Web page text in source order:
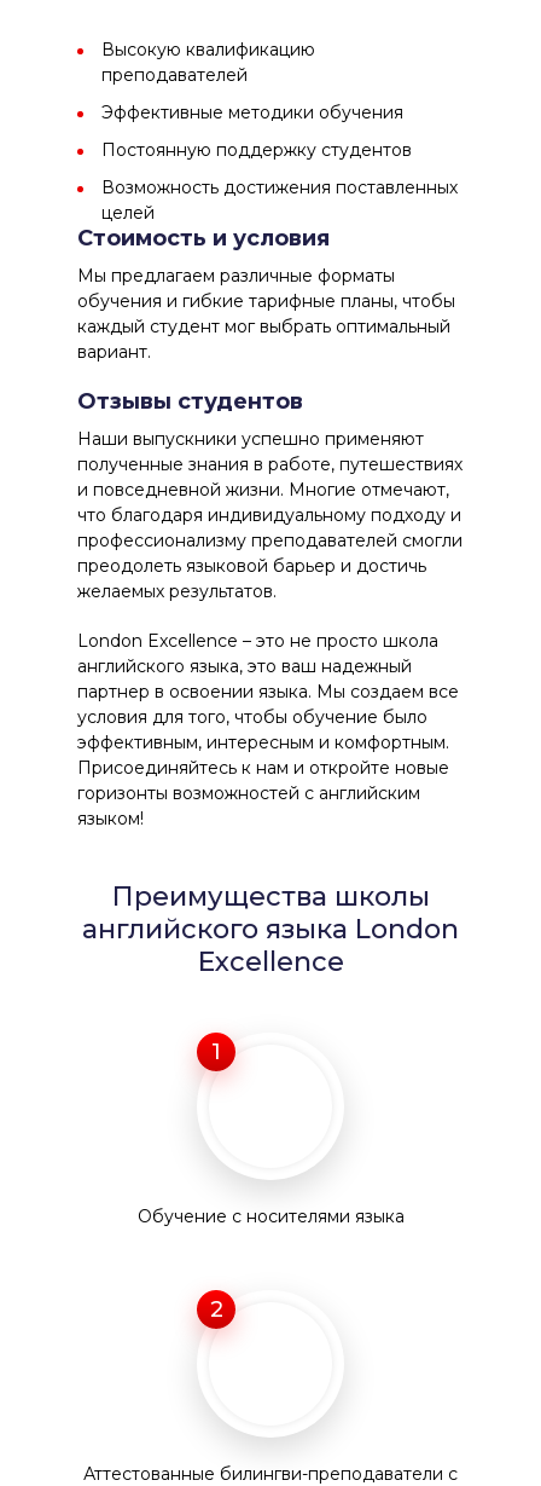
Высокую квалификацию
преподавателей
Эффективные методики обучения
Постоянную поддержку студентов
Возможность достижения поставленных
целей
Стоимость и условия
Мы предлагаем различные форматы
обучения и гибкие тарифные планы, чтобы
каждый студент мог выбрать оптимальный
вариант.
Отзывы студентов
Наши выпускники успешно применяют
полученные знания в работе, путешествиях
и повседневной жизни. Многие отмечают,
что благодаря индивидуальному подходу и
профессионализму преподавателей смогли
преодолеть языковой барьер и достичь
желаемых результатов.
London Excellence – это не просто школа
английского языка, это ваш надежный
партнер в освоении языка. Мы создаем все
условия для того, чтобы обучение было
эффективным, интересным и комфортным.
Присоединяйтесь к нам и откройте новые
горизонты возможностей с английским
языком!
Преимущества школы
английского языка London
Excellence
1
Обучение с носителями языка
2
Аттестованные билингви-преподаватели с